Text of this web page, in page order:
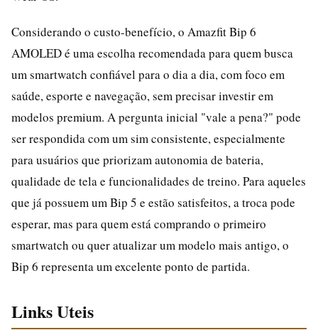
Considerando o custo-benefício, o Amazfit Bip 6
AMOLED é uma escolha recomendada para quem busca
um smartwatch confiável para o dia a dia, com foco em
saúde, esporte e navegação, sem precisar investir em
modelos premium. A pergunta inicial "vale a pena?" pode
ser respondida com um sim consistente, especialmente
para usuários que priorizam autonomia de bateria,
qualidade de tela e funcionalidades de treino. Para aqueles
que já possuem um Bip 5 e estão satisfeitos, a troca pode
esperar, mas para quem está comprando o primeiro
smartwatch ou quer atualizar um modelo mais antigo, o
Bip 6 representa um excelente ponto de partida.
Links Uteis